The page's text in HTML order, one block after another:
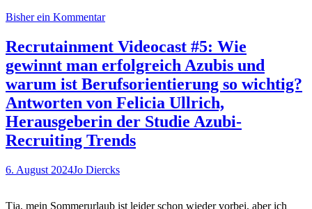
von
Hochschulen
gegen
Studienabbruch.
Was
können
Unternehmen
daraus
lernen?
Bisher ein Kommentar
Recrutainment Videocast #5: Wie
gewinnt man erfolgreich Azubis und
warum ist Berufsorientierung so wichtig?
Antworten von Felicia Ullrich,
Herausgeberin der Studie Azubi-
Recruiting Trends
6. August 2024Jo Diercks
Tja, mein Sommerurlaub ist leider schon wieder vorbei, aber ich